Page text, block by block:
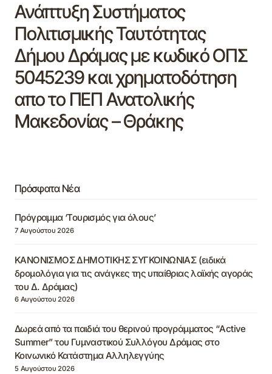
Ανάπτυξη Συστήματος
Πολιτισμικής Ταυτότητας
Δήμου Δράμας με κωδικό ΟΠΣ
5045239 και χρηματοδότηση
απο το ΠΕΠ Ανατολικής
Μακεδονίας – Θράκης
Πρόσφατα Νέα
Πρόγραμμα ‘Τουρισμός για όλους’
7 Αυγούστου 2026
ΚΑΝΟΝΙΣΜΟΣ ΔΗΜΟΤΙΚΗΣ ΣΥΓΚΟΙΝΩΝΙΑΣ (ειδικά
δρομολόγια για τις ανάγκες της υπαίθριας λαϊκής αγοράς
του Δ. Δράμας)
6 Αυγούστου 2026
Δωρεά από τα παιδιά του θερινού προγράμματος “Active
Summer” του Γυμναστικού Συλλόγου Δράμας στο
Κοινωνικό Κατάστημα Αλληλεγγύης
5 Αυγούστου 2026